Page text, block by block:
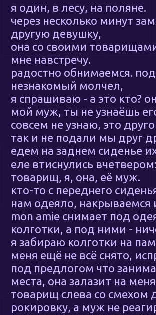
я один, в лесу, на поляне.
через несколько минут
другую девушку,
она со своими
мне навстречу.
радостно обнимаемся.
незнакомый молчел,
я спрашиваю - а это кто?
мой муж, ты не узнаёшь
совсем не узнаю, это
так и не подали мы друг
едем на заднем сиденье
еле втиснулись вчетвером:
товарищ, я, она, её муж.
кто-то с переднего
нам одеяло, накрываемся
mon amie снимает под
колготки, а под ними -
я забираю колготки на
меня ещё не всё снято,
под предлогом что
места, она залазит на
товарищ слева со смехом
рокировку, а муж не